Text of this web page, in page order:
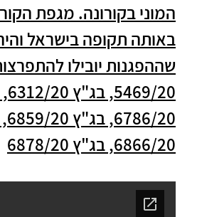
המוני בקורונה. מגפת
באותה תקופה בישראל
שההפגנות יובילו
6866/20, בג"ץ 6878/20